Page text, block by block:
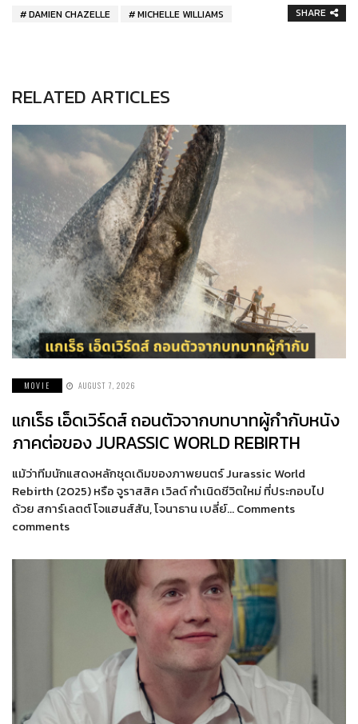
DAMIEN CHAZELLE MICHELLE WILLIAMS SHARE
RELATED ARTICLES
MOVIE AUGUST 7, 2026
แกเร็ธ เอ็ดเวิร์ดส์ ถอนตัวจากบทบาทผู้กำกับหนัง
ภาคต่อของ JURASSIC WORLD REBIRTH
แม้ว่าทีมนักแสดงหลักชุดเดิมของภาพยนตร์ Jurassic World
Rebirth (2025) หรือ จูราสสิค เวิลด์ กำเนิดชีวิตใหม่ ที่ประกอบไป
ด้วย สการ์เลตต์ โจแฮนส์สัน, โจนาธาน เบลี่ย์… Comments
comments